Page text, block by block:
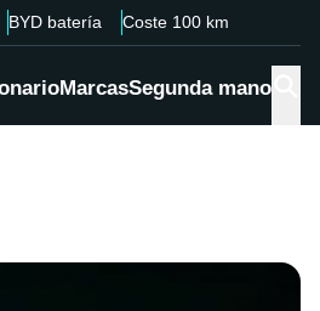
BYD batería Coste 100 km
MarcasSegunda mano